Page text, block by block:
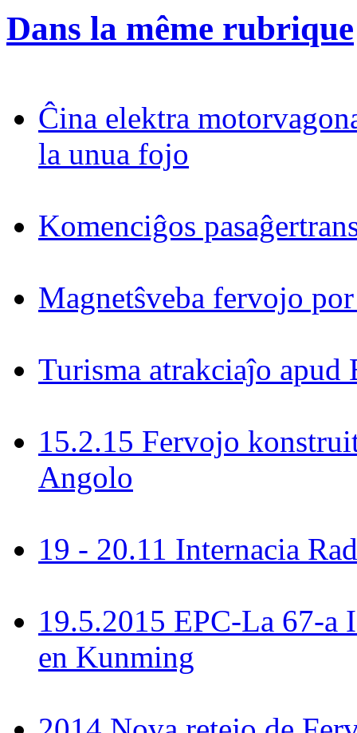
Dans la même rubrique
Ĉina elektra
la unua fojo
Komenciĝos
Magnetŝveba fervojo
Turisma atrakciaĵo apud
15.2.15 Fervojo
Angolo
19 - 20.11 Internacia
19.5.2015 EPC-La 67-a
en Kunming